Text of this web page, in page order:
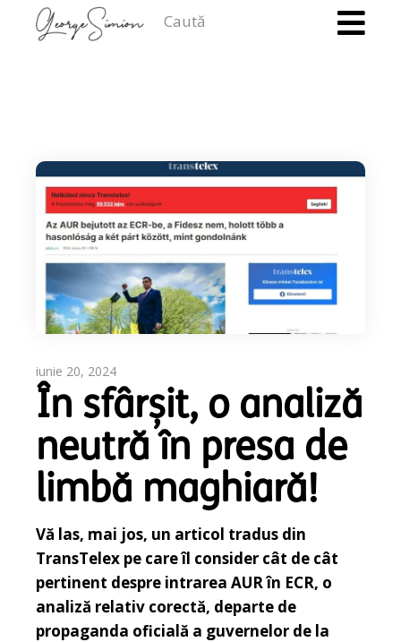
iunie 20, 2024
În sfârșit, o analiză
neutră în presa de
limbă maghiară!
Vă las, mai jos, un articol tradus din
TransTelex pe care îl consider cât de cât
pertinent despre intrarea AUR în ECR, o
analiză relativ corectă, departe de
propaganda oficială a guvernelor de la